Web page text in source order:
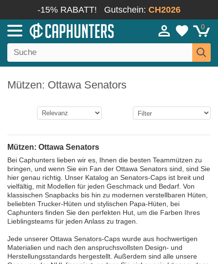
-15% RABATT! Gutschein: CH2026
0
Mützen: Ottawa Senators
Mützen: Ottawa Senators
Bei Caphunters lieben wir es, Ihnen die besten Teammützen zu
bringen, und wenn Sie ein Fan der Ottawa Senators sind, sind Sie
hier genau richtig. Unser Katalog an Senators-Caps ist breit und
vielfältig, mit Modellen für jeden Geschmack und Bedarf. Von
klassischen Snapbacks bis hin zu modernen verstellbaren Hüten,
beliebten Trucker-Hüten und stylischen Papa-Hüten, bei
Caphunters finden Sie den perfekten Hut, um die Farben Ihres
Lieblingsteams für jeden Anlass zu tragen.
Jede unserer Ottawa Senators-Caps wurde aus hochwertigen
Materialien und nach den anspruchsvollsten Design- und
Herstellungsstandards hergestellt. Außerdem sind alle unsere